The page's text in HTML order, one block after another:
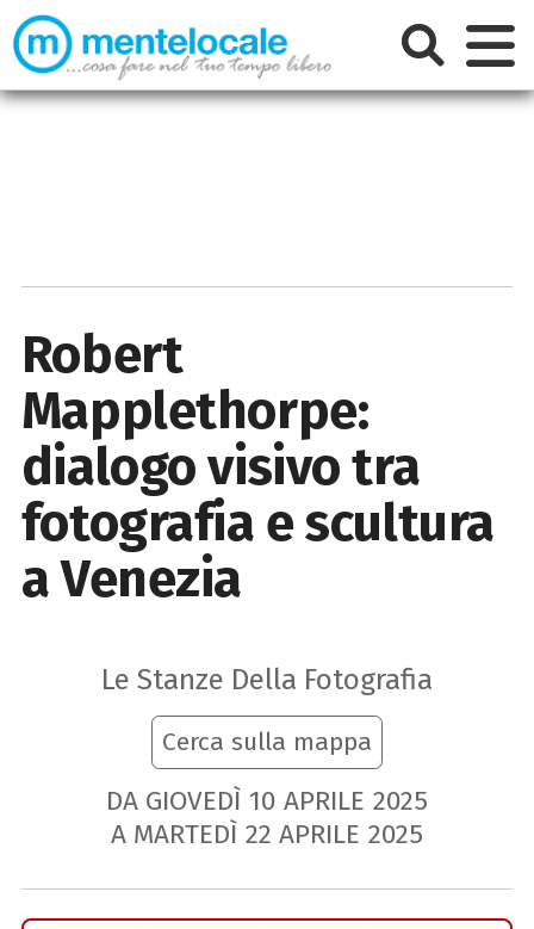
Robert
Mapplethorpe:
dialogo visivo tra
fotografia e scultura
a Venezia
Le Stanze Della Fotografia
Cerca sulla mappa
DA GIOVEDÌ 10 APRILE 2025
A MARTEDÌ 22 APRILE 2025